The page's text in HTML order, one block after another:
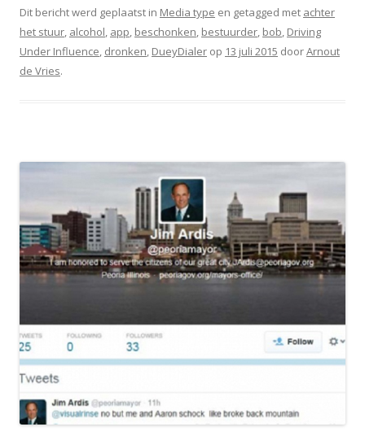
Dit bericht werd geplaatst in Media type en getagged met achter
het stuur, alcohol, app, beschonken, bestuurder, bob, Driving
Under Influence, dronken, DueyDialer op 13 juli 2015 doorArnout
de Vries.